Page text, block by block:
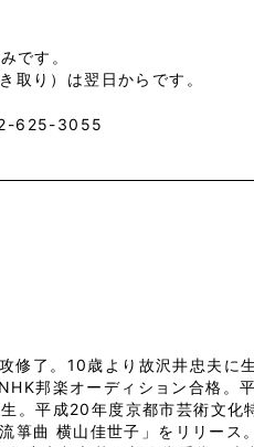
です。
取り）は翌日からです。
625-3055
修了。10歳より故沢井忠夫に
邦楽オーディション合格。
。平成20年度京都市芸術文化
箏曲 横山佳世子」をリリー